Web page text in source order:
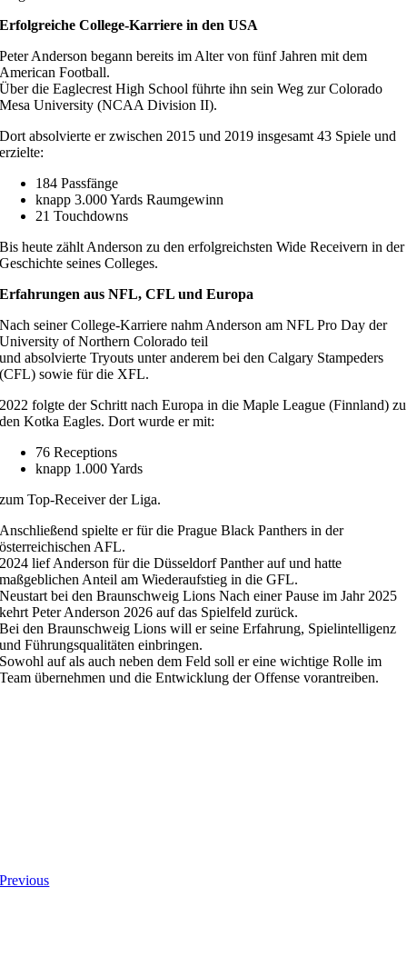
Erfolgreiche College-Karriere in den USA
Peter Anderson begann bereits im Alter von fünf Jahren mit dem
American Football.
Über die Eaglecrest High School führte ihn sein Weg zur Colorado
Mesa University (NCAA Division II).
Dort absolvierte er zwischen 2015 und 2019 insgesamt 43 Spiele und
erzielte:
184 Passfänge
knapp 3.000 Yards Raumgewinn
21 Touchdowns
Bis heute zählt Anderson zu den erfolgreichsten Wide Receivern in der
Geschichte seines Colleges.
Erfahrungen aus NFL, CFL und Europa
Nach seiner College-Karriere nahm Anderson am NFL Pro Day der
University of Northern Colorado teil
und absolvierte Tryouts unter anderem bei den Calgary Stampeders
(CFL) sowie für die XFL.
2022 folgte der Schritt nach Europa in die Maple League (Finnland) zu
den Kotka Eagles. Dort wurde er mit:
76 Receptions
knapp 1.000 Yards
zum Top-Receiver der Liga.
Anschließend spielte er für die Prague Black Panthers in der
österreichischen AFL.
2024 lief Anderson für die Düsseldorf Panther auf und hatte
maßgeblichen Anteil am Wiederaufstieg in die GFL.
Neustart bei den Braunschweig Lions Nach einer Pause im Jahr 2025
kehrt Peter Anderson 2026 auf das Spielfeld zurück.
Bei den Braunschweig Lions will er seine Erfahrung, Spielintelligenz
und Führungsqualitäten einbringen.
Sowohl auf als auch neben dem Feld soll er eine wichtige Rolle im
Team übernehmen und die Entwicklung der Offense vorantreiben.
Previous